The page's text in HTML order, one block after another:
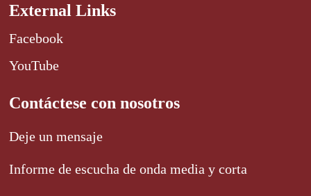
External Links
Facebook
YouTube
Contáctese con nosotros
Deje un mensaje
Informe de escucha de onda media y corta